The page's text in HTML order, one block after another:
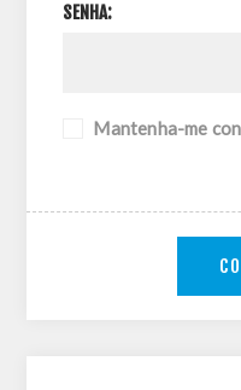
SENHA:
Mantenha-me